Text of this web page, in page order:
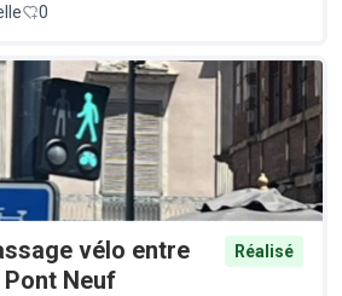
0
vélo entre
Neuf
Réalisé